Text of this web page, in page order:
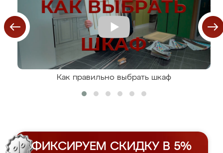
Как правильно выбрать шкаф
ФИКСИРУЕМ СКИДКУ В 5%